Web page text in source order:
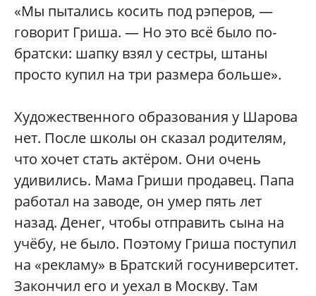
«Мы пытались косить под рэперов, —
говорит Гриша. — Но это всё было по-
братски: шапку взял у сестры, штаны
просто купил на три размера больше».
Художественного образования у Шарова
нет. После школы он сказал родителям,
что хочет стать актёром. Они очень
удивились. Мама Гриши продавец. Папа
работал на заводе, он умер пять лет
назад. Денег, чтобы отправить сына на
учёбу, не было. Поэтому Гриша поступил
на «рекламу» в Братский госуниверситет.
Закончил его и уехал в Москву. Там